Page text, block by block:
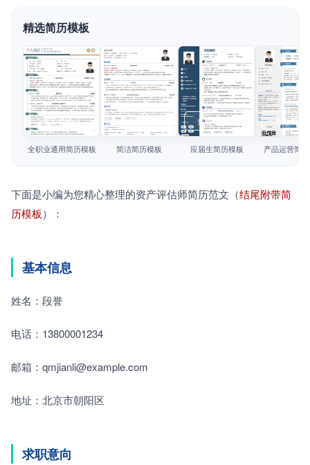
面试自我介绍
AI 职场工具 New
简历模板
简历教程
精选简历模板
查看模板
全职业通用简历模板
查看模板
简洁简历模板
查看模板
应届生简历模板
查看模板
产品运营简
下面是小编为您精心整理的资产评估师简历范文（结尾附带简
历模板）：
基本信息
姓名：段誉
电话：13800001234
邮箱：qmjianli@example.com
地址：北京市朝阳区
求职意向